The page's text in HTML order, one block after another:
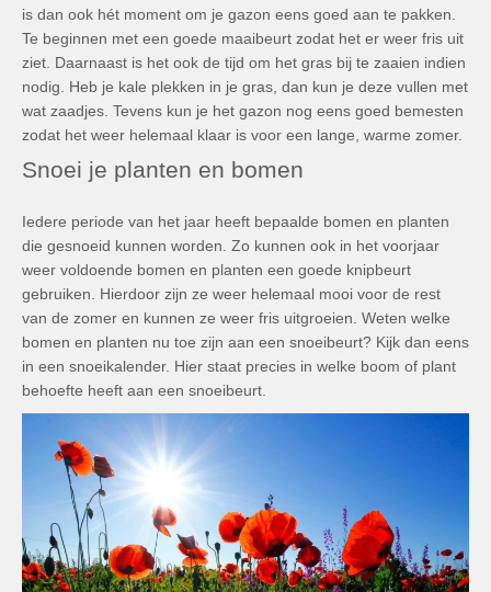
is dan ook hét moment om je gazon eens goed aan te pakken.
Te beginnen met een goede maaibeurt zodat het er weer fris uit
ziet. Daarnaast is het ook de tijd om het gras bij te zaaien indien
nodig. Heb je kale plekken in je gras, dan kun je deze vullen met
wat zaadjes. Tevens kun je het gazon nog eens goed bemesten
zodat het weer helemaal klaar is voor een lange, warme zomer.
Snoei je planten en bomen
Iedere periode van het jaar heeft bepaalde bomen en planten
die gesnoeid kunnen worden. Zo kunnen ook in het voorjaar
weer voldoende bomen en planten een goede knipbeurt
gebruiken. Hierdoor zijn ze weer helemaal mooi voor de rest
van de zomer en kunnen ze weer fris uitgroeien. Weten welke
bomen en planten nu toe zijn aan een snoeibeurt? Kijk dan eens
in een snoeikalender. Hier staat precies in welke boom of plant
behoefte heeft aan een snoeibeurt.